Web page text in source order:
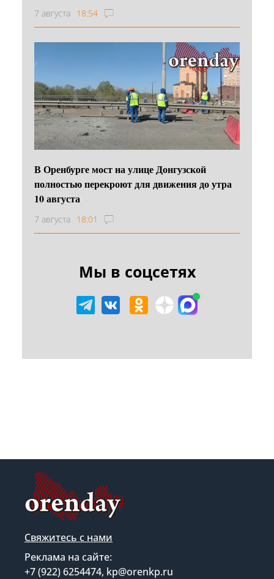
7 августа 18:54
В Оренбурге мост на улице Донгузской
полностью перекроют для движения до утра
10 августа
7 августа 18:01
Мы в соцсетях
Свяжитесь с нами
Реклама на сайте:
+7 (922) 6254474, kp@orenkp.ru